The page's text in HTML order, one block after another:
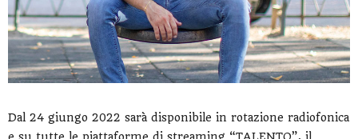
Dal 24 giungo 2022 sarà disponibile in rotazione radiofonica